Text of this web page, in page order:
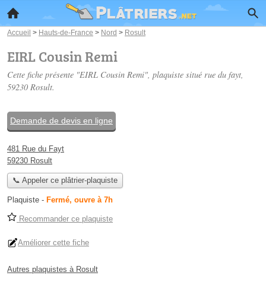
Accueil > Hauts-de-France > Nord > Rosult
EIRL Cousin Remi
Cette fiche présente "EIRL Cousin Remi", plaquiste situé rue du fayt,
59230 Rosult.
Demande de devis en ligne
481 Rue du Fayt
59230 Rosult
📞 Appeler ce plâtrier-plaquiste
Plaquiste - Fermé, ouvre à 7h
Recommander ce plaquiste
Améliorer cette fiche
Autres plaquistes à Rosult